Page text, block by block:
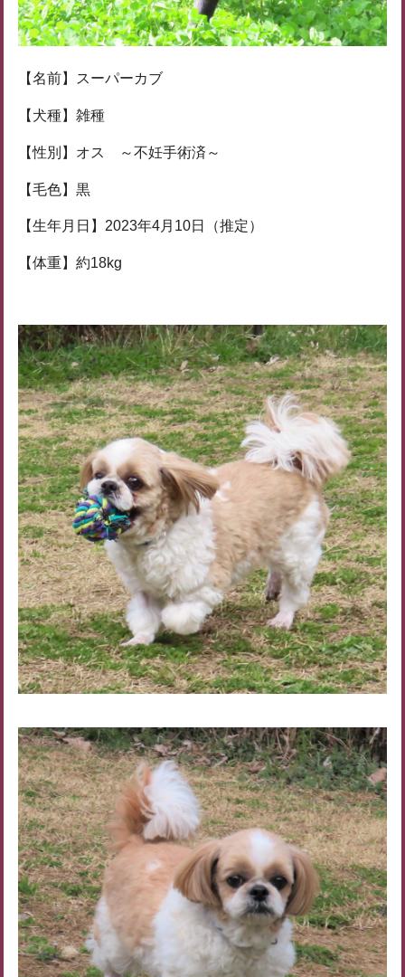
【名前】スーパーカブ
【犬種】雑種
【性別】オス ～不妊手術済～
【毛色】黒
【生年月日】2023年4月10日（推定）
【体重】約18kg